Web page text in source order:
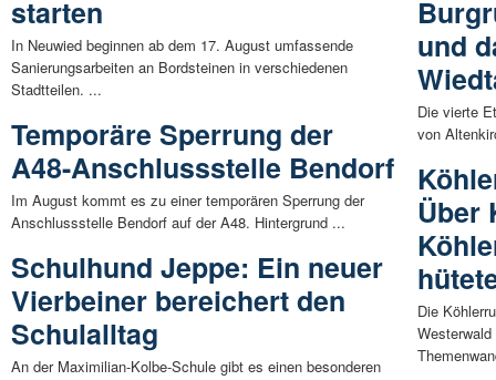
starten
In Neuwied beginnen ab dem 17. August umfassende
Sanierungsarbeiten an Bordsteinen in verschiedenen
Stadtteilen. ...
Temporäre Sperrung der
A48-Anschlussstelle Bendorf
Im August kommt es zu einer temporären Sperrung der
Anschlussstelle Bendorf auf der A48. Hintergrund ...
Schulhund Jeppe: Ein neuer
Vierbeiner bereichert den
Schulalltag
An der Maximilian-Kolbe-Schule gibt es einen besonderen
und
Die vierte
von
Über
Die